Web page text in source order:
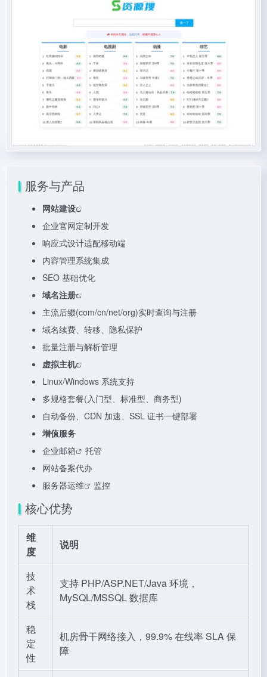
服务与产品
网站建设
企业官网定制开发
响应式设计适配移动端
内容管理系统集成
SEO 基础优化
域名注册
主流后缀(com/cn/net/org)实时查询与注册
域名续费、转移、隐私保护
批量注册与解析管理
虚拟主机
Linux/Windows 系统支持
多规格套餐(入门型、标准型、商务型)
自动备份、CDN 加速、SSL 证书一键部署
增值服务
企业邮箱
托管
网站备案代办
服务器运维
监控
核心优势
维
度
说明
技
术
栈
支持 PHP/ASP.NET/Java 环境，
MySQL/MSSQL 数据库
稳
定
性
机房骨干网络接入，99.9% 在线率 SLA 保
障